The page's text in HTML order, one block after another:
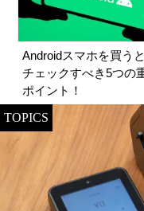
Androidスマホを買う
チェックすべき5つの
ポイント！
TOPICS